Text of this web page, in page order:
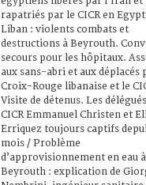
rapatriés par le CICR en
Liban : violents combats et
destructions à Beyrouth.
secours pour les hôpitaux.
aux sans-abri et aux déplacés
Croix-Rouge libanaise et le
Visite de détenus. Les
CICR Emmanuel Christen et
Erriquez toujours captifs
mois / Problème
d’approvisionnement en eau à
Beyrouth : explication de